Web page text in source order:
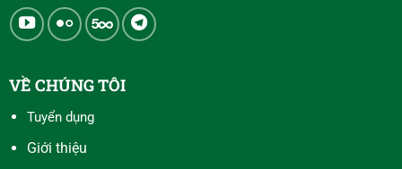
VỀ CHÚNG TÔI
Tuyển dụng
Giới thiệu